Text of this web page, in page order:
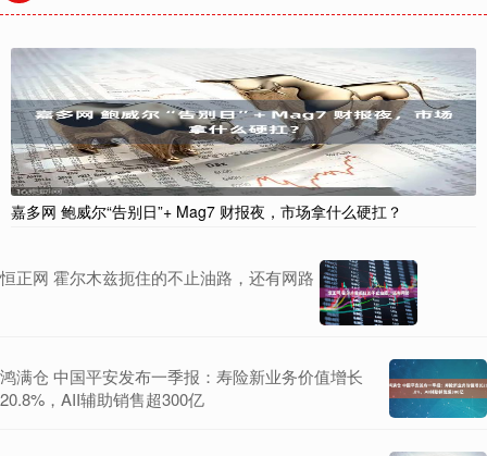
嘉多网 鲍威尔“告别日”+ Mag7 财报夜，市场拿什么硬扛？
恒正网 霍尔木兹扼住的不止油路，还有网路
鸿满仓 中国平安发布一季报：寿险新业务价值增长
20.8%，AII辅助销售超300亿